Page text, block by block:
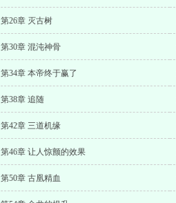
第26章 灭古树
第30章 混沌神骨
第34章 本帝终于赢了
第38章 追随
第42章 三道机缘
第46章 让人惊颤的效果
第50章 古凰精血